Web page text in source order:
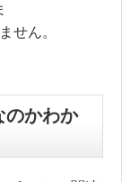
せん。
のかわか